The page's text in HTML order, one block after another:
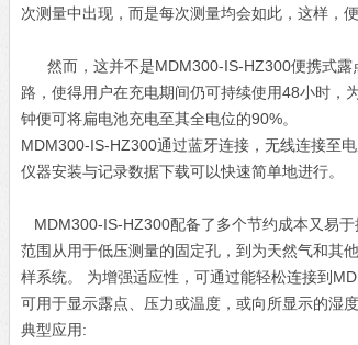
次测量中出现，而是每次测量均会如此，这样，
然而，这并不是MDM300-IS-HZ300便携式露
路，使得用户在充电期间仍可持续使用48小时，
钟便可将扁电池充电至其全电位的90%。
MDM300-IS-HZ300通过蓝牙连接，无线连接至
仪器安装与记录数据下载可以快速简单地进行。
MDM300-IS-HZ300配备了多个节约成本又易
范围从用于低压测量的固定孔，到为天然气和其
样系统。 为增强适应性，可通过能轻松连接到
可用于显示露点、压力或温度，或向所显示的湿
典型应用: